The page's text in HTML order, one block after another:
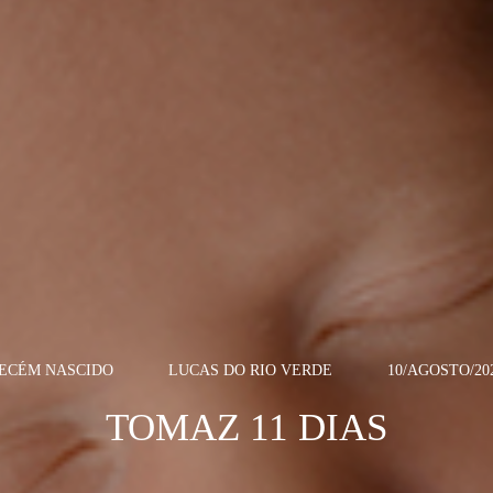
NASCIDO LUCAS DO RIO VERDE 10/AGOSTO/
TOMAZ 11 DIAS